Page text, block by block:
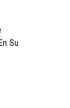
Su